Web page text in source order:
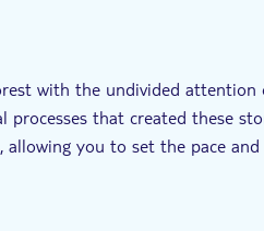
with the undivided
processes that created these
you to set the pace